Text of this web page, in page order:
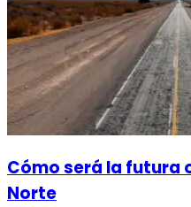
Cómo será la futura
Norte